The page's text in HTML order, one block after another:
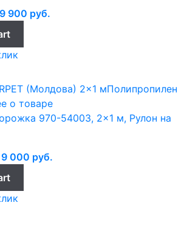
9 900 руб.
(Молдова) 2x1 мПолипропилен
о товаре
970-54003, 2×1 м, Рулон на
9 000 руб.